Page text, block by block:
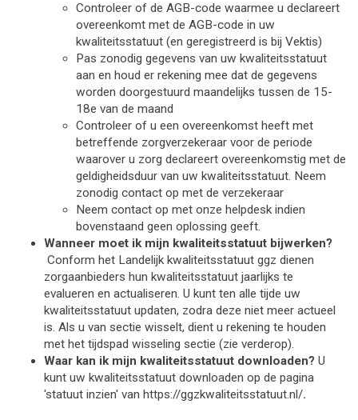
Controleer of de AGB-code waarmee u declareert
overeenkomt met de AGB-code in uw
kwaliteitsstatuut (en geregistreerd is bij Vektis)
Pas zonodig gegevens van uw kwaliteitsstatuut
aan en houd er rekening mee dat de gegevens
worden doorgestuurd maandelijks tussen de 15-
18e van de maand
Controleer of u een overeenkomst heeft met
betreffende zorgverzekeraar voor de periode
waarover u zorg declareert overeenkomstig met de
geldigheidsduur van uw kwaliteitsstatuut. Neem
zonodig contact op met de verzekeraar
Neem contact op met onze helpdesk indien
bovenstaand geen oplossing geeft.
Wanneer moet ik mijn kwaliteitsstatuut bijwerken?
Conform het Landelijk kwaliteitsstatuut ggz dienen
zorgaanbieders hun kwaliteitsstatuut jaarlijks te
evalueren en actualiseren. U kunt ten alle tijde uw
kwaliteitsstatuut updaten, zodra deze niet meer actueel
is. Als u van sectie wisselt, dient u rekening te houden
met het tijdspad wisseling sectie (zie verderop).
Waar kan ik mijn kwaliteitsstatuut downloaden? U
kunt uw kwaliteitsstatuut downloaden op de pagina
'statuut inzien' van https://ggzkwaliteitsstatuut.nl/.